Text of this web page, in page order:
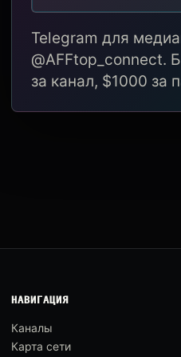
Telegram для
@AFFtop_connect.
за канал, $1000 за
НАВИГАЦИЯ
Каналы
Карта сети